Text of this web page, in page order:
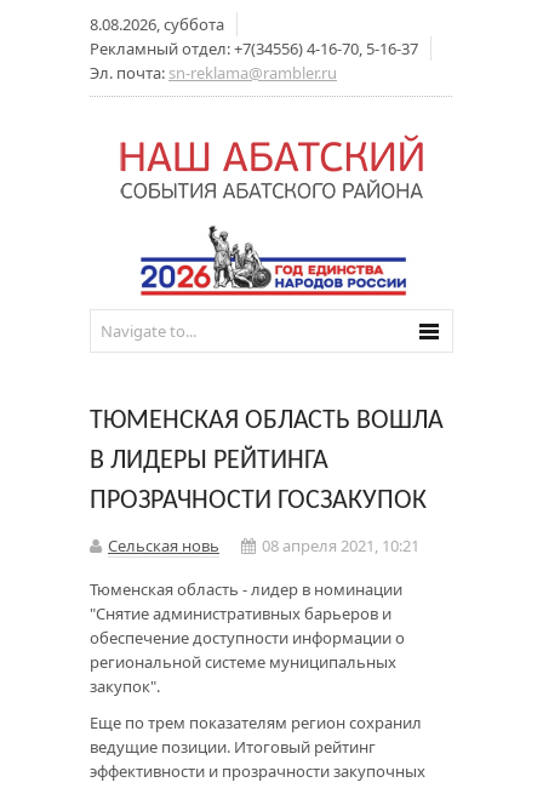
8.08.2026, суббота
Рекламный отдел: +7(34556) 4-16-70, 5-16-37
Эл. почта: sn-reklama@rambler.ru
ТЮМЕНСКАЯ ОБЛАСТЬ ВОШЛА
В ЛИДЕРЫ РЕЙТИНГА
ПРОЗРАЧНОСТИ ГОСЗАКУПОК
Сельская новь
08 апреля 2021, 10:21
Тюменская область - лидер в номинации
"Снятие административных барьеров и
обеспечение доступности информации о
региональной системе муниципальных
закупок".
Еще по трем показателям регион сохранил
ведущие позиции. Итоговый рейтинг
эффективности и прозрачности закупочных